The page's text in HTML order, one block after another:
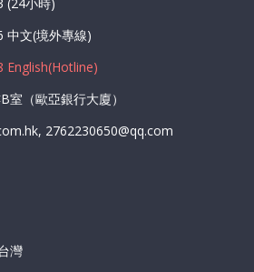
中文(境外專線)
English(Hotline)
（歐亞銀行大廈）
2762230650@qq.com
灣